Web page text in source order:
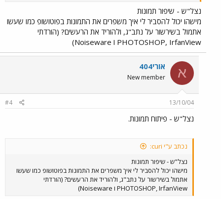
נצל"ש - שיפור תמונות
מישהו יכול להסביר לי איך משפרים את התמונות בפוטושופ כמו שעשו
אתמול בשירשור על נתב"ג, ולהוריד את הרעשים? (הורדתי
PHOTOSHOP, IrfanView ו Noiseware)
א אורי404
New member
13/10/04
#4
נצל"ש - פיתוח תמונות.
נכתב ע"י curi:
נצל"ש - שיפור תמונות
מישהו יכול להסביר לי איך משפרים את התמונות בפוטושופ כמו שעשו
אתמול בשירשור על נתב"ג, ולהוריד את הרעשים? (הורדתי
PHOTOSHOP, IrfanView ו Noiseware)